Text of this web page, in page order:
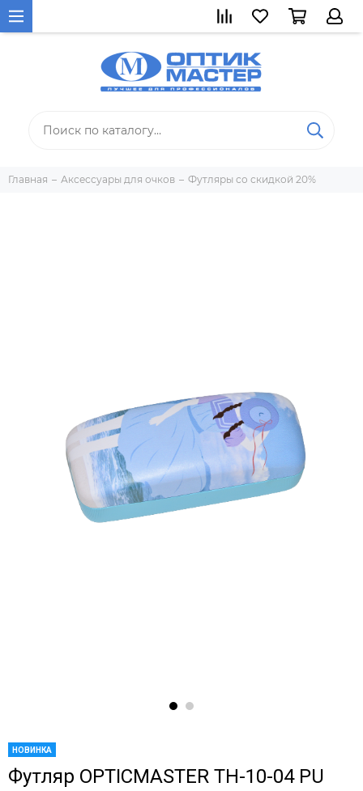
Главная Аксессуары для очков Футляры со скидкой 20%
НОВИНКА
Футляр OPTICMASTER ТН-10-04 PU